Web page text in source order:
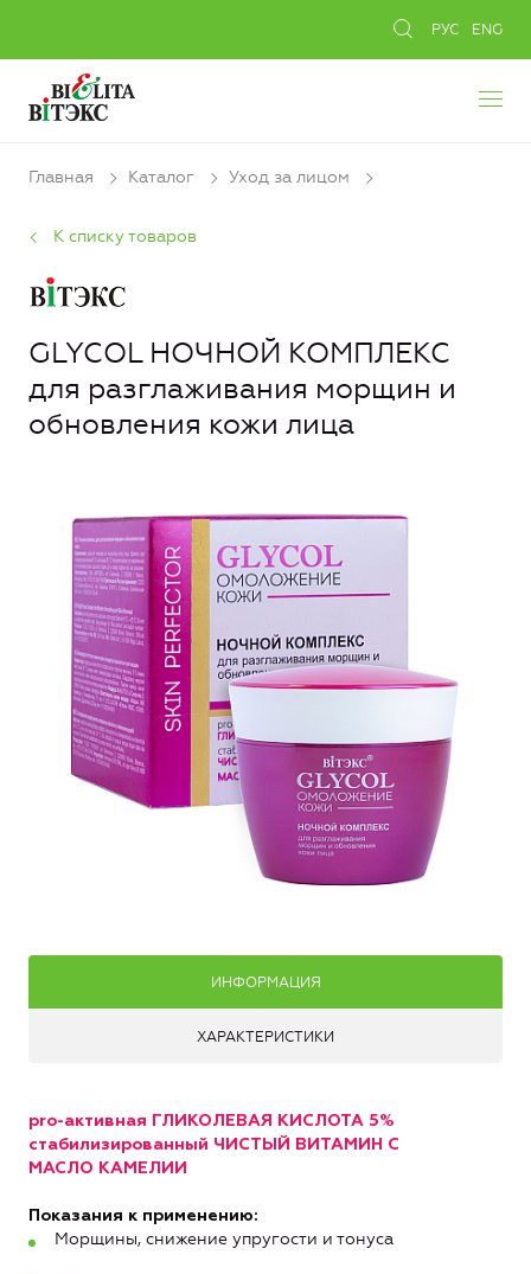
РУС ENG
Главная Каталог Уход за лицом
К списку товаров
GLYCOL НОЧНОЙ КОМПЛЕКС
для разглаживания морщин и
обновления кожи лица
ИНФОРМАЦИЯ
ХАРАКТЕРИСТИКИ
pro-активная ГЛИКОЛЕВАЯ КИСЛОТА 5%
стабилизированный ЧИСТЫЙ ВИТАМИН С
МАСЛО КАМЕЛИИ
Показания к применению:
Морщины, снижение упругости и тонуса